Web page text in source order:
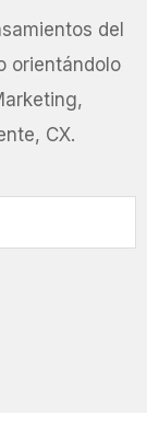
del
orientándolo
CX.